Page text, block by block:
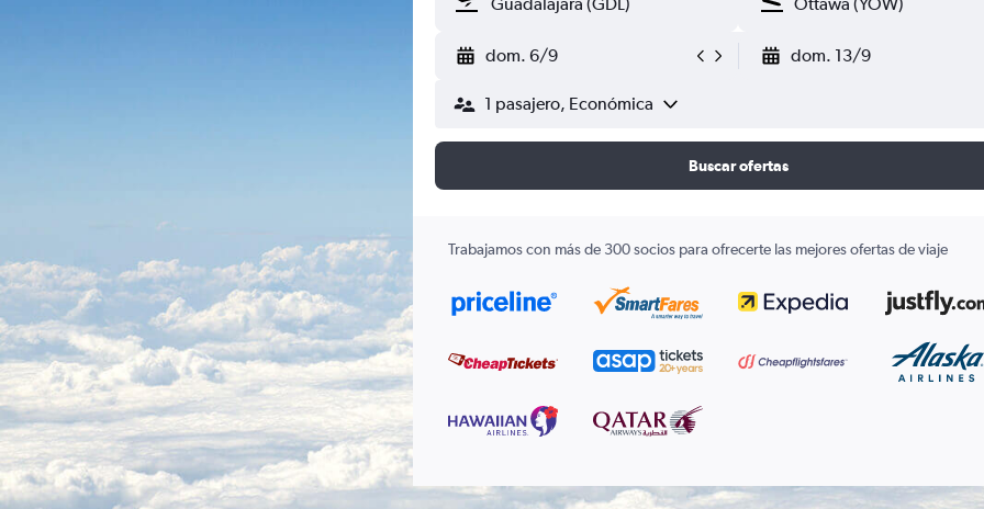
dom. 6/9 dom. 13/9
1 pasajero, Económica
Buscar ofertas
Trabajamos con más de 300 socios para ofrecerte las mejores ofertas de viaje